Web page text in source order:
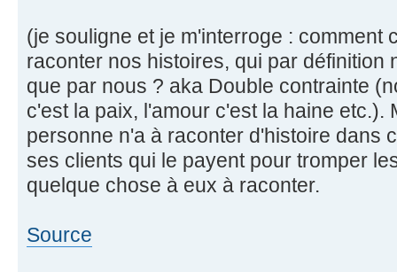
(je souligne et je m'interroge : comment
raconter nos histoires, qui par définition
que par nous ? aka Double contrainte
c'est la paix, l'amour c'est la haine etc.).
personne n'a à raconter d'histoire dans
ses clients qui le payent pour tromper
quelque chose à eux à raconter.
Source